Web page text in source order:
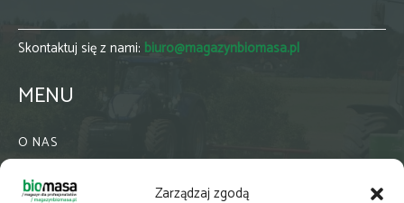
Zarządzaj zgodą
Skontaktuj się z nami: biuro@magazynbiomasa.pl
MENU
O NAS
WSPÓŁPRACA